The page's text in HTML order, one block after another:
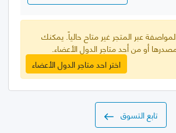
عبر المتجر غير متاح حالياً. يمكنك
أو من أحد متاجر الدول الأعضاء.
اختر احد متاجر الدول الأعضاء
تابع التسوق